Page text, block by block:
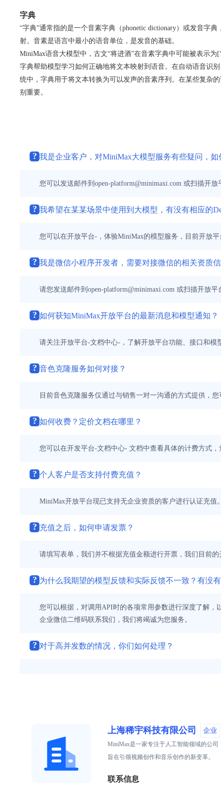
字典
“字典”通常指的是一个音素字典（phonetic dictionary）或发音字
射。音素是语言中最小的语音单位，是发音的基础。
MiniMax语音大模型中，古文“将进酒”在音素字典中可能被表示为
字典帮助模型学习如何正确地将文本映射到语音。在自动语音识
统中，字典用于将文本转换为可以发声的音素序列。在某些复杂
别重要。
? 我是企业客户，对MiniMax大模型服务有些疑问，
您可以发送邮件到open-platform@minimaxi.com 或扫描开
? 我希望在某某场景中使用到大模型，有没有相应的
您可以在开放平台-，体验MiniMax的模型服务，目前开放
? 我是微信小程序开发者，需要对接微信的相关资质
请您发送邮件到open-platform@minimaxi.com 或扫描开放
? 如何获知MiniMax开放平台的最新消息和模型通知？
请关注开放平台-文档中心-，了解开放平台功能、接口和
? 音色克隆服务如何对接？
目前音色克隆服务仅通过与销售一对一沟通的方式提供，
? 如何收费？定价文档在哪里？
您可以在开发平台-文档中心- 文档中查看具体的计费方式
? 个人客户是否支持付费充值？
MiniMax开放平台现已支持无企业资质的客户进行认证充
? 充值之后，如何申请发票？
请填写表单，我们并不根据充值金额进行开票，我们目前
? 为什么我期望的模型反馈和实际反馈不一致？有没
您可以根据，对调用API时的各项常用参数进行深度了解，
企业微信二维码联系我们，我们将竭诚为您服务。
? 对于高并发数的情况，你们如何处理？
上海稀宇科技有限公司 企业
MiniMax是一家专注于人工智能领域的公
旨在引领视频创作和音乐创作的新变革。
联系信息